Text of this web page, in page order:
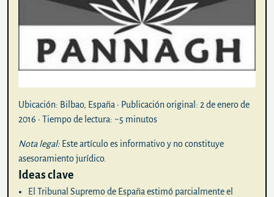
Ubicación: Bilbao, España · Publicación original: 2 de enero de
2016 · Tiempo de lectura: ~5 minutos
Nota legal: Este artículo es informativo y no constituye
asesoramiento jurídico.
Ideas clave
El Tribunal Supremo de España estimó parcialmente el